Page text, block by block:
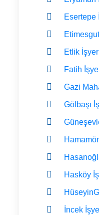
Esertepe
Etlik
Fatih
Gazi
Gölbaşı
Hasköy
İncek